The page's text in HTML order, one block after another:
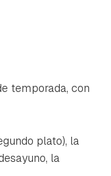
temporada, con
plato), la
la